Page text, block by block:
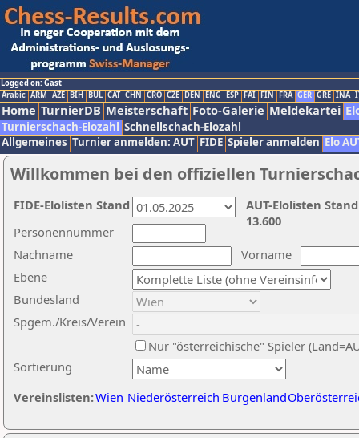
Logged on: Gast
Arabic ARM AZE BIH BUL CAT CHN CRO CZE DEN ENG ESP FAI FIN FRA GER GRE INA
Home TurnierDB Meisterschaft Foto-Galerie Meldekartei
Turnierschach-Elozahl Schnellschach-Elozahl
Allgemeines Turnier anmelden: AUT FIDE Spieler anmelden Elo
Willkommen bei den offiziellen
Nachname
Vorname
Ebene
Sortierung
Personennummer
Bundesland
Spgem./Kreis/Verein
Nur "österreichische" Spieler
Vereinslisten:Wien Niederösterreich Burgenland
AUT-Elolisten
13.600
FIDE-Elolisten Stand